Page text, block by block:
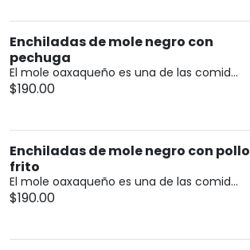
Enchiladas de mole negro con
pechuga
El mole oaxaqueño es una de las comid...
$190.00
Enchiladas de mole negro con pollo
frito
El mole oaxaqueño es una de las comid...
$190.00